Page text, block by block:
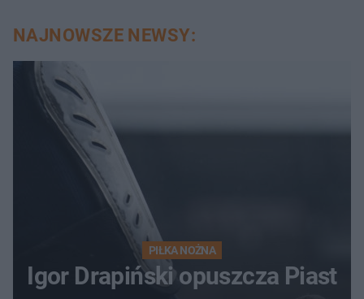
NAJNOWSZE NEWSY:
PIŁKA NOŻNA
Igor Drapiński opuszcza Piast